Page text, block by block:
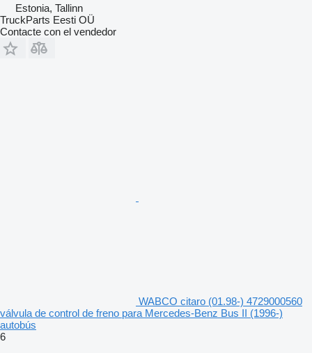
Estonia, Tallinn
TruckParts Eesti OÜ
Contacte con el vendedor
WABCO citaro (01.98-) 4729000560
válvula de control de freno para Mercedes-Benz Bus II (1996-)
autobús
6